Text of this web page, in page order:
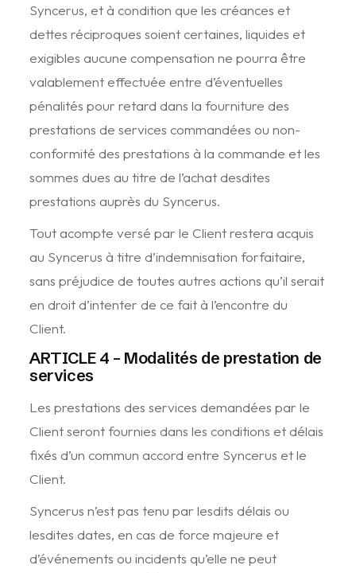
Syncerus, et à condition que les créances et
dettes réciproques soient certaines, liquides et
exigibles aucune compensation ne pourra être
valablement effectuée entre d’éventuelles
pénalités pour retard dans la fourniture des
prestations de services commandées ou non-
conformité des prestations à la commande et les
sommes dues au titre de l’achat desdites
prestations auprès du Syncerus.
Tout acompte versé par le Client restera acquis
au Syncerus à titre d’indemnisation forfaitaire,
sans préjudice de toutes autres actions qu’il serait
en droit d’intenter de ce fait à l’encontre du
Client.
ARTICLE 4 – Modalités de prestation de
services
Les prestations des services demandées par le
Client seront fournies dans les conditions et délais
fixés d’un commun accord entre Syncerus et le
Client.
Syncerus n’est pas tenu par lesdits délais ou
lesdites dates, en cas de force majeure et
d’événements ou incidents qu’elle ne peut